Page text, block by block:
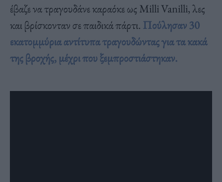
έβαζε να τραγουδάνε καραόκε ως Milli Vanilli, λες
και βρίσκονταν σε παιδικά πάρτι. Πούλησαν 30
εκατομμύρια αντίτυπα τραγουδώντας για τα κακά
της βροχής, μέχρι που ξεμπροστιάστηκαν.